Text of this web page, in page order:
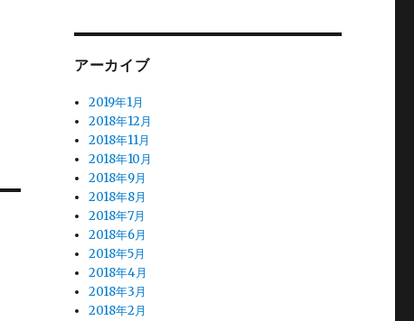
アーカイブ
2019年1月
2018年12月
2018年11月
2018年10月
2018年9月
2018年8月
2018年7月
2018年6月
2018年5月
2018年4月
2018年3月
2018年2月